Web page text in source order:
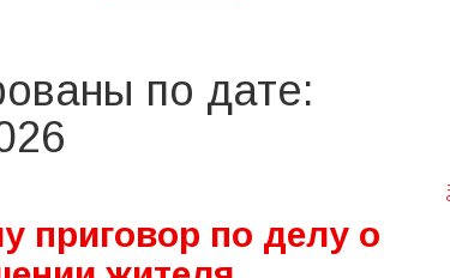
по дате:
приговор по делу о